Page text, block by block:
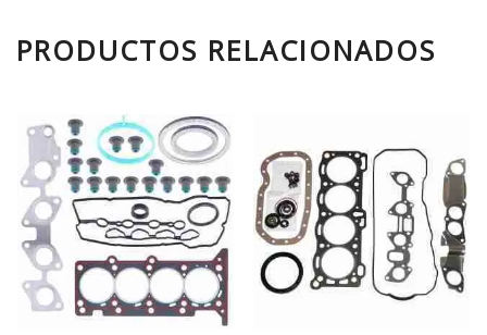
PRODUCTOS RELACIONADOS